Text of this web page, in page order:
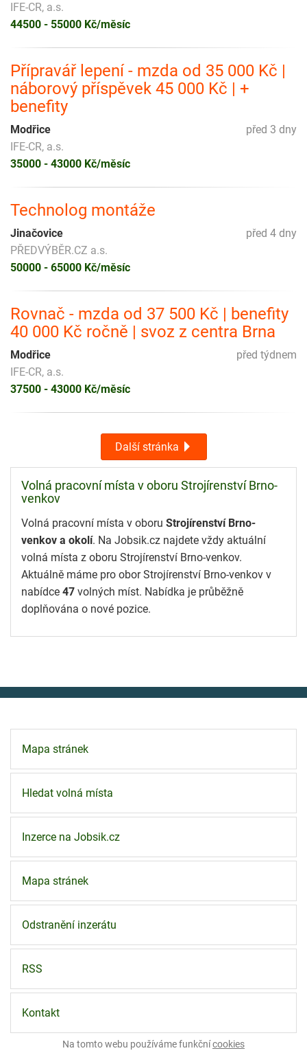
IFE-CR, a.s.
44500 - 55000 Kč/měsíc
Přípravář lepení - mzda od 35 000 Kč |
náborový příspěvek 45 000 Kč | +
benefity
před 3 dny
Modřice
IFE-CR, a.s.
35000 - 43000 Kč/měsíc
Technolog montáže
před 4 dny
Jinačovice
PŘEDVÝBĚR.CZ a.s.
50000 - 65000 Kč/měsíc
Rovnač - mzda od 37 500 Kč | benefity
40 000 Kč ročně | svoz z centra Brna
před týdnem
Modřice
IFE-CR, a.s.
37500 - 43000 Kč/měsíc
Další stránka
Volná pracovní místa v oboru Strojírenství Brno-
venkov
Volná pracovní místa v oboru Strojírenství Brno-
venkov a okolí. Na Jobsik.cz najdete vždy aktuální
volná místa z oboru Strojírenství Brno-venkov.
Aktuálně máme pro obor Strojírenství Brno-venkov v
nabídce 47 volných míst. Nabídka je průběžně
doplňována o nové pozice.
Mapa stránek
Hledat volná místa
Inzerce na Jobsik.cz
Mapa stránek
Odstranění inzerátu
RSS
Kontakt
Na tomto webu používáme funkčnícookies